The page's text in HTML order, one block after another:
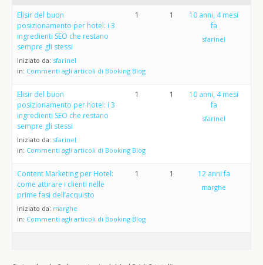
Elisir del buon
posizionamento per hotel: i 3
ingredienti SEO che restano
sempre gli stessi
Iniziato da: sfarinel
in: Commenti agli articoli di Booking Blog
1 1
10 anni, 4 mesi
fa
sfarinel
Elisir del buon
posizionamento per hotel: i 3
ingredienti SEO che restano
sempre gli stessi
Iniziato da: sfarinel
in: Commenti agli articoli di Booking Blog
1 1
10 anni, 4 mesi
fa
sfarinel
Content Marketing per Hotel:
come attirare i clienti nelle
prime fasi dell’acquisto
Iniziato da: marghe
in: Commenti agli articoli di Booking Blog
1 1 12 anni fa
marghe